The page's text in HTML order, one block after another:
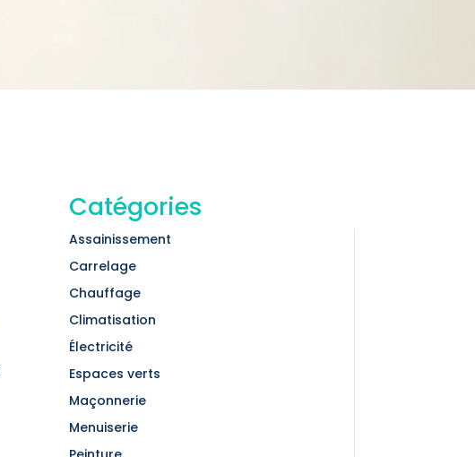
Catégories
Assainissement
Carrelage
Chauffage
Climatisation
Électricité
Espaces verts
Maçonnerie
Menuiserie